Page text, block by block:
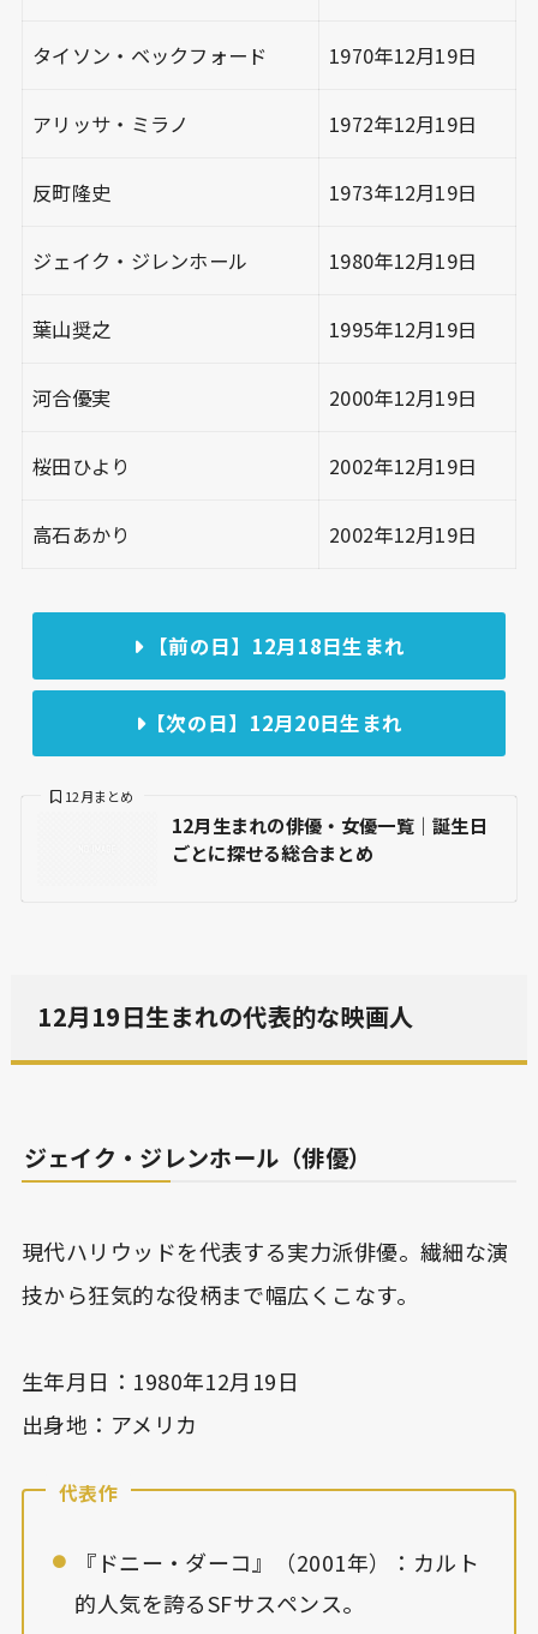
タイソン・ベックフォード 1970年12月19日
アリッサ・ミラノ 1972年12月19日
反町隆史 1973年12月19日
ジェイク・ジレンホール 1980年12月19日
葉山奨之 1995年12月19日
河合優実 2000年12月19日
桜田ひより 2002年12月19日
高石あかり 2002年12月19日
【前の日】12月18日生まれ
【次の日】12月20日生まれ
12月生まれの俳優・女優一覧｜誕生日
ごとに探せる総合まとめ
12月まとめ
12月19日生まれの代表的な映画人
ジェイク・ジレンホール（俳優）
現代ハリウッドを代表する実力派俳優。繊細な演
技から狂気的な役柄まで幅広くこなす。
生年月日：1980年12月19日
出身地：アメリカ
代表作
『ドニー・ダーコ』（2001年）：カルト
的人気を誇るSFサスペンス。